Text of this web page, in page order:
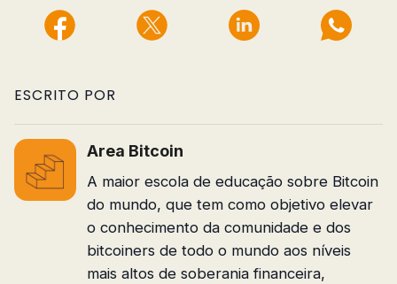
ESCRITO POR
Area Bitcoin
A maior escola de educação sobre Bitcoin
do mundo, que tem como objetivo elevar
o conhecimento da comunidade e dos
bitcoiners de todo o mundo aos níveis
mais altos de soberania financeira,